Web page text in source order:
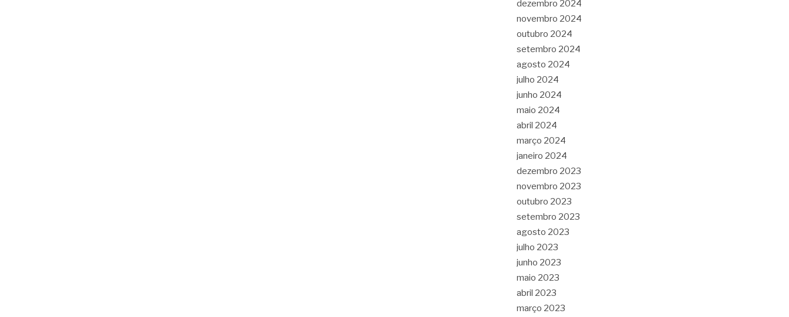
dezembro 2024
novembro 2024
outubro 2024
setembro 2024
agosto 2024
julho 2024
junho 2024
maio 2024
abril 2024
março 2024
janeiro 2024
dezembro 2023
novembro 2023
outubro 2023
setembro 2023
agosto 2023
julho 2023
junho 2023
maio 2023
abril 2023
março 2023